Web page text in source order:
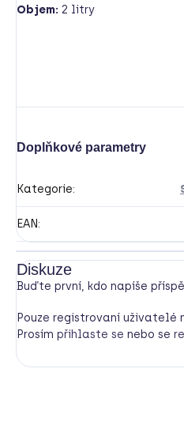
Objem: 2 litry
Doplňkové parametry
Kategorie:
EAN:
Diskuze
Buďte první, kdo napíše
Pouze registrovaní uživatelé
Prosím přihlaste se nebo se